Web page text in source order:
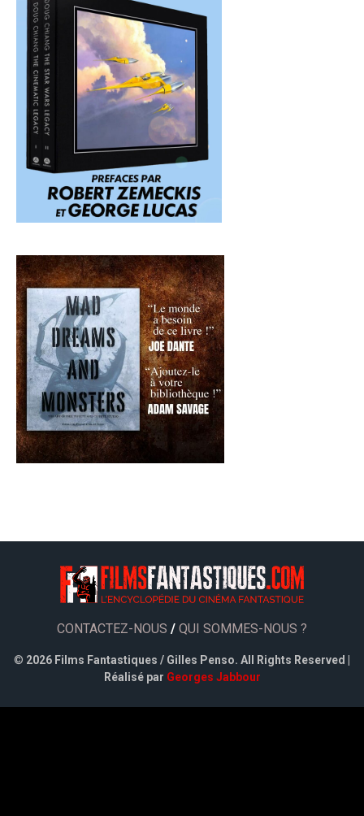
CONTACTEZ-NOUS / QUI SOMMES-NOUS ?
© 2026 Films Fantastiques / Gilles Penso. All Rights Reserved |
Réalisé par Georges Jabbour